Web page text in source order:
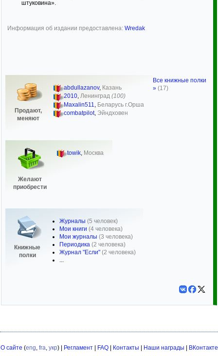
штуковина».
Информация об издании предоставлена: Wredak
Продают,
меняют
abdullazanov, Казань
2010, Ленинград (100)
Maxalin511
Беларусь г.Орша
combatpilot, Эйндховен
Желают
приобрести
towik, Москва
Книжные
полки
Журналы (5 человек)
Мои книги (4 человека)
Мои журналы (3 человека)
Периодика (2 человека)
Журнал "Если" (2 человека)
...
Все книжные полки
» (17)
О сайте (eng, fra, укр) | Регламент| FAQ| Контакты Наши награды ВКонтакте